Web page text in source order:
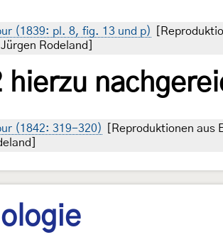
(1839: pl. 8, fig. 13 und p)
Rodeland]
hierzu
(1842: 319-320)
[Reproduktionen aus